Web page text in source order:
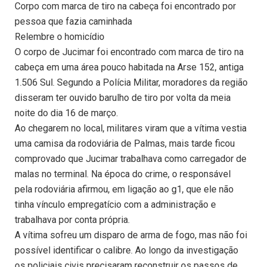
Corpo com marca de tiro na cabeça foi encontrado por
pessoa que fazia caminhada
Relembre o homicídio
O corpo de Jucimar foi encontrado com marca de tiro na
cabeça em uma área pouco habitada na Arse 152, antiga
1.506 Sul. Segundo a Polícia Militar, moradores da região
disseram ter ouvido barulho de tiro por volta da meia
noite do dia 16 de março.
Ao chegarem no local, militares viram que a vítima vestia
uma camisa da rodoviária de Palmas, mais tarde ficou
comprovado que Jucimar trabalhava como carregador de
malas no terminal. Na época do crime, o responsável
pela rodoviária afirmou, em ligação ao g1, que ele não
tinha vínculo empregatício com a administração e
trabalhava por conta própria.
A vítima sofreu um disparo de arma de fogo, mas não foi
possível identificar o calibre. Ao longo da investigação